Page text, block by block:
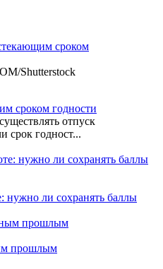
Shutterstoсk
сроком годности
отпуск
срок годност...
ли сохранять баллы
прошлым